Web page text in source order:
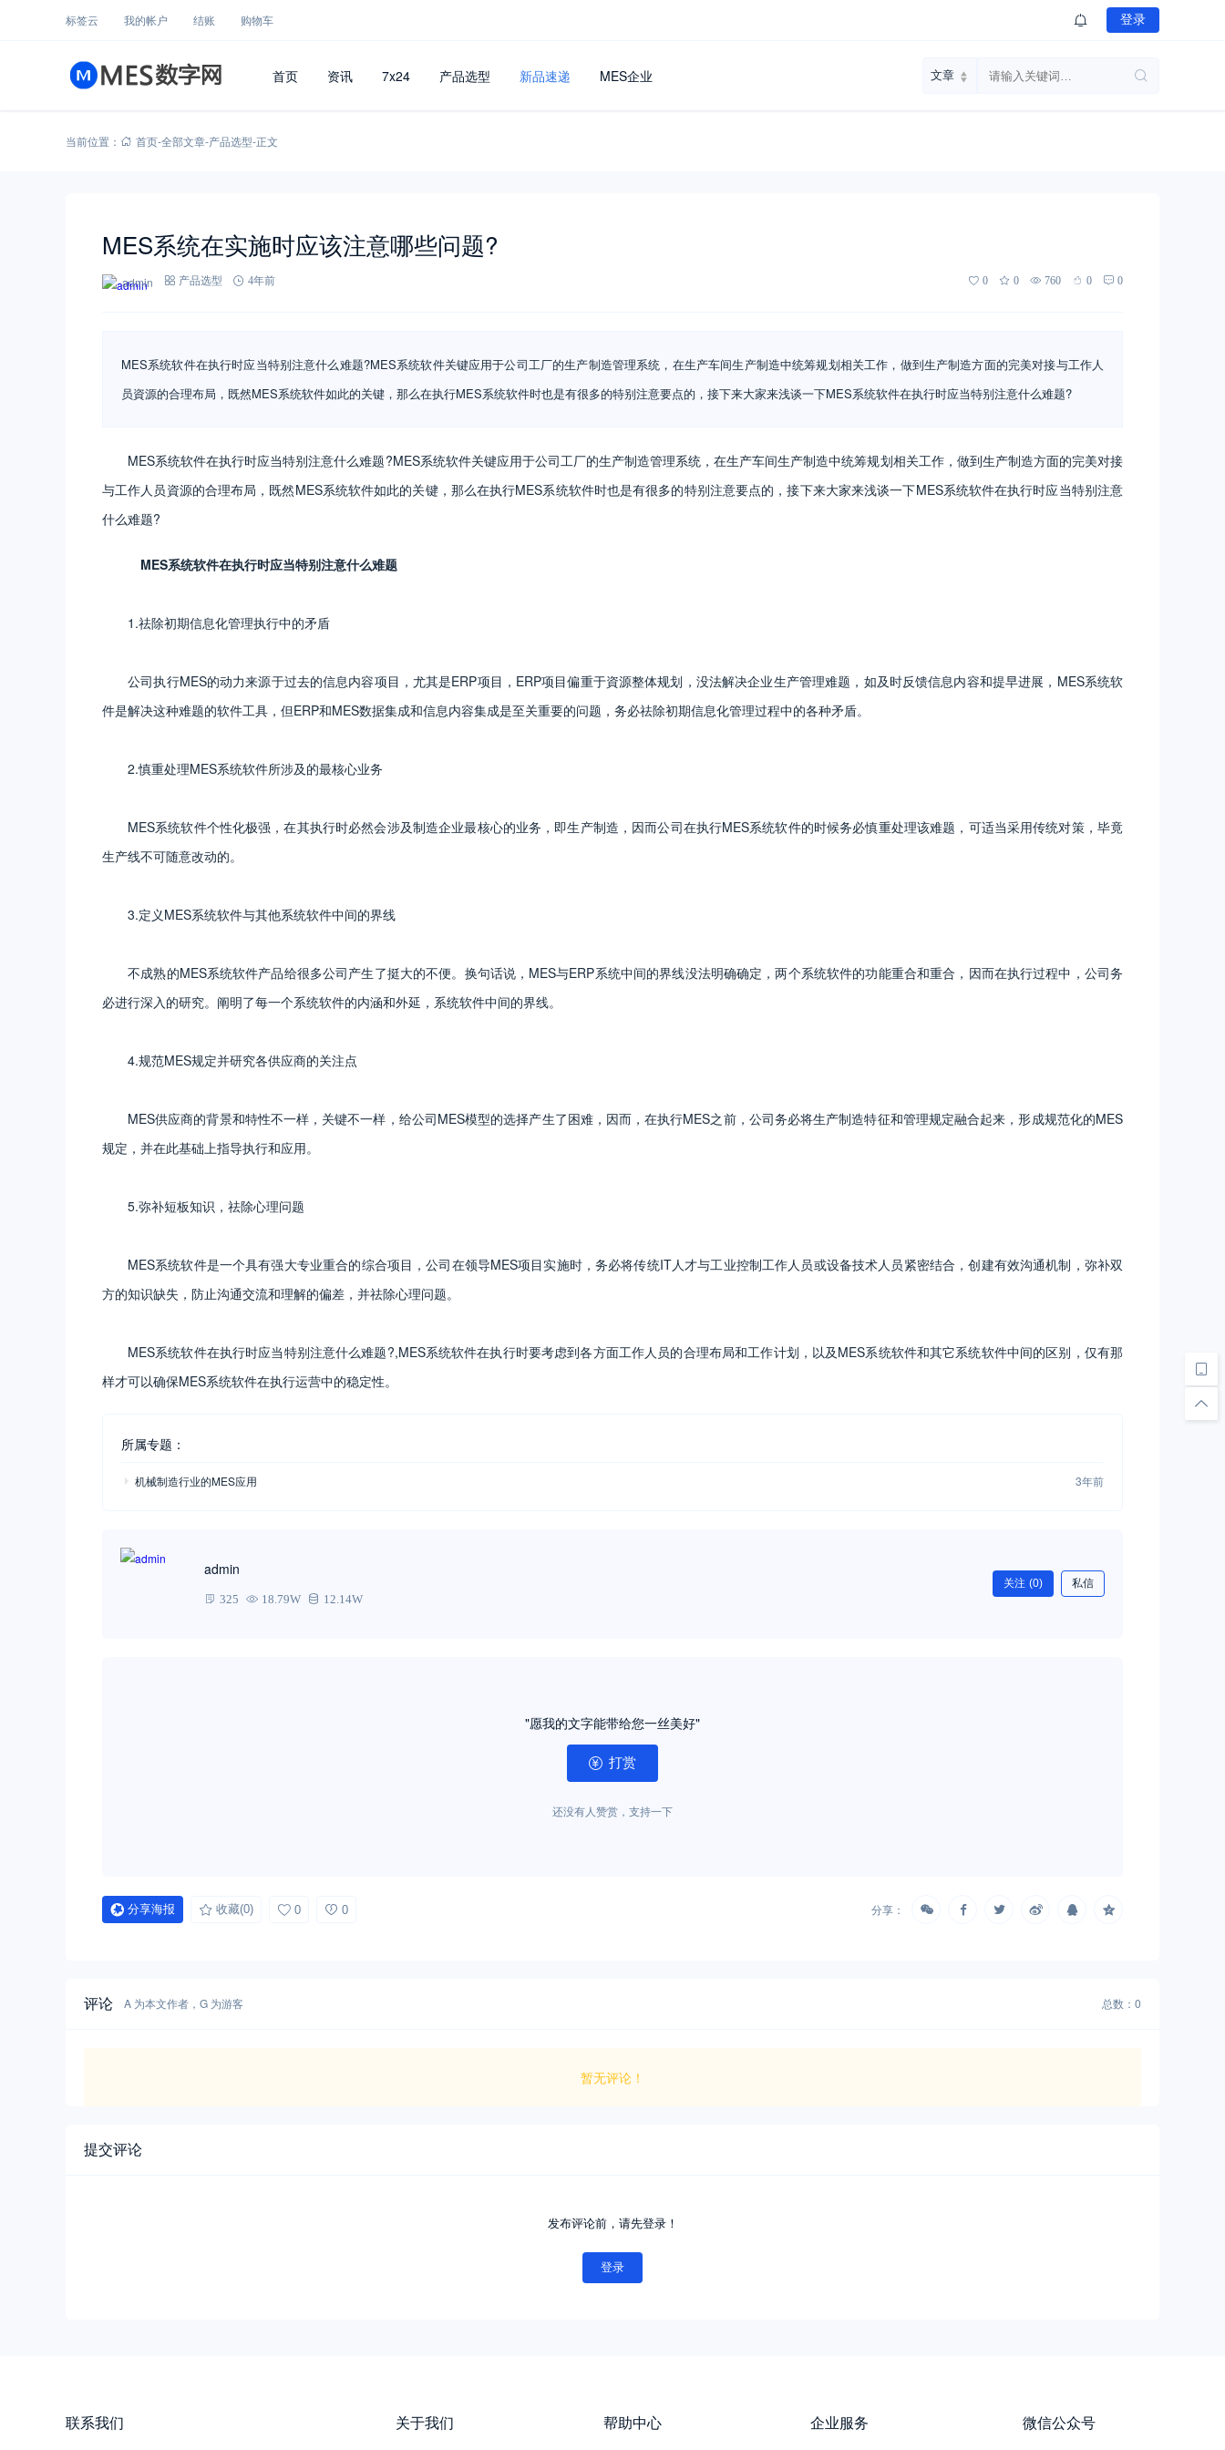
标签云 我的帐户 结账 购物车 登录
首页 资讯 7x24 产品选型 新品速递 MES企业
当前位置： 首页-全部文章-产品选型-正文
MES系统在实施时应该注意哪些问题?
admin 产品选型 4年前 0 0 760 0 0
MES系统软件在执行时应当特别注意什么难题?MES系统软件关键应用于公司工厂的生产制造管理系统，在生产车间生产制造中统筹规划相关工作，做到生产制造方面的完美对接与工作人
员資源的合理布局，既然MES系统软件如此的关键，那么在执行MES系统软件时也是有很多的特别注意要点的，接下来大家来浅谈一下MES系统软件在执行时应当特别注意什么难题?
MES系统软件在执行时应当特别注意什么难题?MES系统软件关键应用于公司工厂的生产制造管理系统，在生产车间生产制造中统筹规划相关工作，做到生产制造方面的完美对接
与工作人员資源的合理布局，既然MES系统软件如此的关键，那么在执行MES系统软件时也是有很多的特别注意要点的，接下来大家来浅谈一下MES系统软件在执行时应当特别注意
什么难题?
MES系统软件在执行时应当特别注意什么难题
1.祛除初期信息化管理执行中的矛盾
公司执行MES的动力来源于过去的信息内容项目，尤其是ERP项目，ERP项目偏重于資源整体规划，没法解决企业生产管理难题，如及时反馈信息内容和提早进展，MES系统软
件是解决这种难题的软件工具，但ERP和MES数据集成和信息内容集成是至关重要的问题，务必祛除初期信息化管理过程中的各种矛盾。
2.慎重处理MES系统软件所涉及的最核心业务
MES系统软件个性化极强，在其执行时必然会涉及制造企业最核心的业务，即生产制造，因而公司在执行MES系统软件的时候务必慎重处理该难题，可适当采用传统对策，毕竟
生产线不可随意改动的。
3.定义MES系统软件与其他系统软件中间的界线
不成熟的MES系统软件产品给很多公司产生了挺大的不便。换句话说，MES与ERP系统中间的界线没法明确确定，两个系统软件的功能重合和重合，因而在执行过程中，公司务
必进行深入的研究。阐明了每一个系统软件的内涵和外延，系统软件中间的界线。
4.规范MES规定并研究各供应商的关注点
MES供应商的背景和特性不一样，关键不一样，给公司MES模型的选择产生了困难，因而，在执行MES之前，公司务必将生产制造特征和管理规定融合起来，形成规范化的MES
规定，并在此基础上指导执行和应用。
5.弥补短板知识，祛除心理问题
MES系统软件是一个具有强大专业重合的综合项目，公司在领导MES项目实施时，务必将传统IT人才与工业控制工作人员或设备技术人员紧密结合，创建有效沟通机制，弥补双
方的知识缺失，防止沟通交流和理解的偏差，并祛除心理问题。
MES系统软件在执行时应当特别注意什么难题?,MES系统软件在执行时要考虑到各方面工作人员的合理布局和工作计划，以及MES系统软件和其它系统软件中间的区别，仅有那
样才可以确保MES系统软件在执行运营中的稳定性。
所属专题：
机械制造行业的MES应用 3年前
admin
325 18.79W 12.14W
关注 (0) 私信
"愿我的文字能带给您一丝美好"
打赏
还没有人赞赏，支持一下
分享海报 收藏(0) 0 0 分享：
评论 A 为本文作者，G 为游客 总数：0
暂无评论！
提交评论
发布评论前，请先登录！
登录
联系我们 关于我们 帮助中心 企业服务 微信公众号